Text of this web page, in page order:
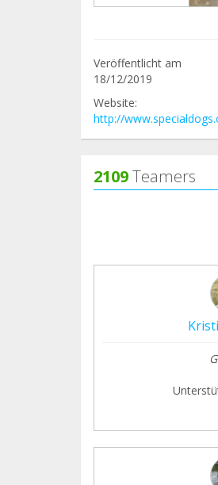
Veröffentlicht am
18/12/2019
Website:
http://
2109Teamers